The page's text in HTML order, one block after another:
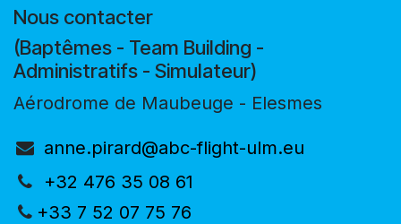
Nous contacter
(Baptêmes - Team Building -
Administratifs - Simulateur)
Aérodrome de Maubeuge - Elesmes
anne.pirard@abc-flight-ulm.eu
+32 476 35 08 61
+33 7 52 07 75 76